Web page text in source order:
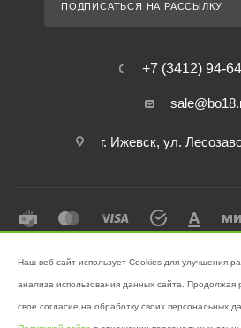
ПОДПИСАТЬСЯ НА РАССЫЛКУ
+7 (3412) 94-
г. Ижевск, ул.
поддержании
Наш веб-сайт использует Cookies для улучшения
анализа использования данных сайта. Продолжая
свое согласие на обработку своих персональных